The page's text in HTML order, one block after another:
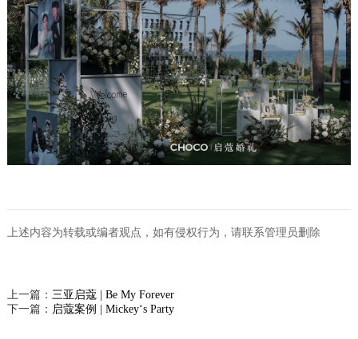
上述内容为转载或编者观点，如有侵权行为，请联系管理员删除
上一篇： 三亚启蔻 | Be My Forever
下一篇： 启蔻案例 | Mickey‘s Party